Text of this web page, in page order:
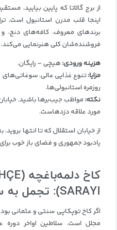
از برج گالاتا که پایین بیایید،
اینجا قلب مدرن استانبول است.
برندهای معروف، کافه‌های
فروشنده‌شان کلی هنرنمایی می‌کند.
هزینه ورودی:هیچی – رایگان.
مزایا:تنوع غذایی عالی،
روزمره استانبولی‌ها.
نکته:مواظب جیب‌برها باشید.
مورد علاقه دزدهاست.
از خیابان استقلال که تا انتها
یادبود جمهوری و فضای باز خوب
کاخ دلمه‌باغچه
SARAYI):
تجمل به
اگر کاخ توپکاپی سنتی و عثمانی
مجلل است. سلاطین اواخر دوره